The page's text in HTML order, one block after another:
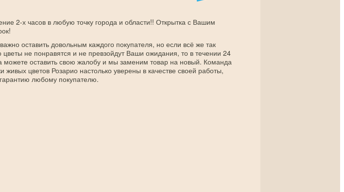
2-х часов в любую точку города и области!! Открытка с Вашим
оставить довольным каждого покупателя, но если всё же так
цветы не понравятся и не превзойдут Ваши ожидания, то в течении 24
можете оставить свою жалобу и мы заменим товар на новый. Команда
живых цветов Розарио настолько уверены в качестве своей работы,
любому покупателю.